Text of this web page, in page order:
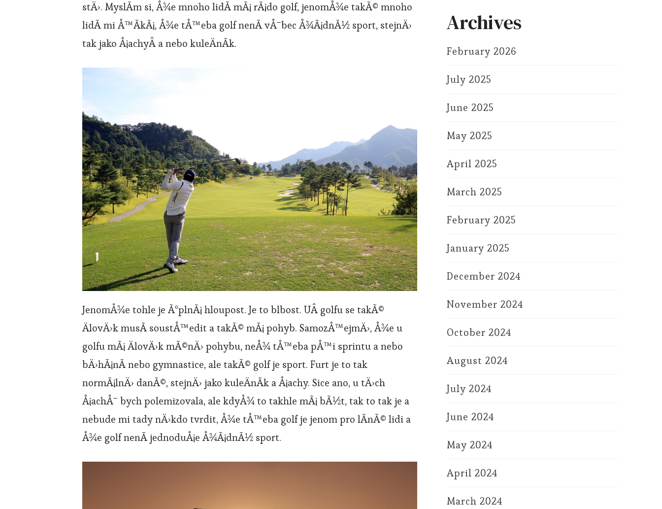
stÄ›. MyslÃ­m si, Å¾e mnoho lidÃ­ mÃ¡ rÃ¡do golf, jenomÅ¾e takÃ© mnoho
lidÃ­ mi Å™Ã­kÃ¡, Å¾e tÅ™eba golf nenÃ­ vÅ¯bec Å¾Ã¡dnÃ½ sport, stejnÄ›
tak jako Å¡achyÂ a nebo kuleÄnÃ­k.
JenomÅ¾e tohle je ÃºplnÃ¡ hloupost. Je to blbost. UÂ golfu se takÃ©
ÄlovÄ›k musÃ­ soustÅ™edit a takÃ© mÃ¡ pohyb. SamozÅ™ejmÄ›, Å¾e u
golfu mÃ¡ ÄlovÄ›k mÃ©nÄ› pohybu, neÅ¾ tÅ™eba pÅ™i sprintu a nebo
bÄ›hÃ¡nÃ­ nebo gymnastice, ale takÃ© golf je sport. Furt je to tak
normÃ¡lnÄ› danÃ©, stejnÄ› jako kuleÄnÃ­k a Å¡achy. Sice ano, u tÄ›ch
Å¡achÅ¯ bych polemizovala, ale kdyÅ¾ to takhle mÃ¡ bÃ½t, tak to tak je a
nebude mi tady nÄ›kdo tvrdit, Å¾e tÅ™eba golf je jenom pro lÃ­nÃ© lidi a
Å¾e golf nenÃ­ jednoduÅ¡e Å¾Ã¡dnÃ½ sport.
Archives
February 2026
July 2025
June 2025
May 2025
April 2025
March 2025
February 2025
January 2025
December 2024
November 2024
October 2024
August 2024
July 2024
June 2024
May 2024
April 2024
March 2024